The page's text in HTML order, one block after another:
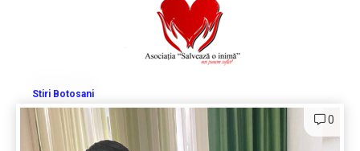
Stiri Botosani
0